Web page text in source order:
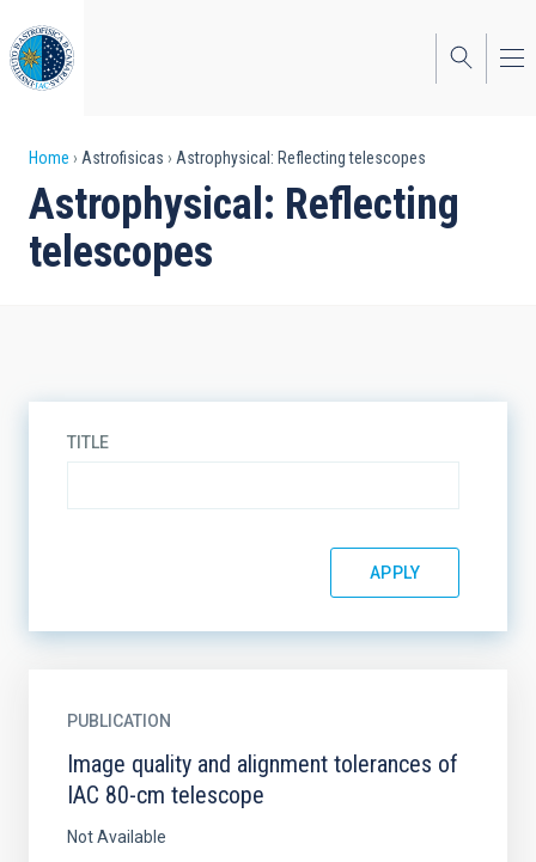
to
main
content
Breadcrumb
Home Astrofisicas Astrophysical: Reflecting telescopes
Astrophysical: Reflecting
telescopes
TITLE
PUBLICATION
Image quality and alignment tolerances of
IAC 80-cm telescope
Not Available